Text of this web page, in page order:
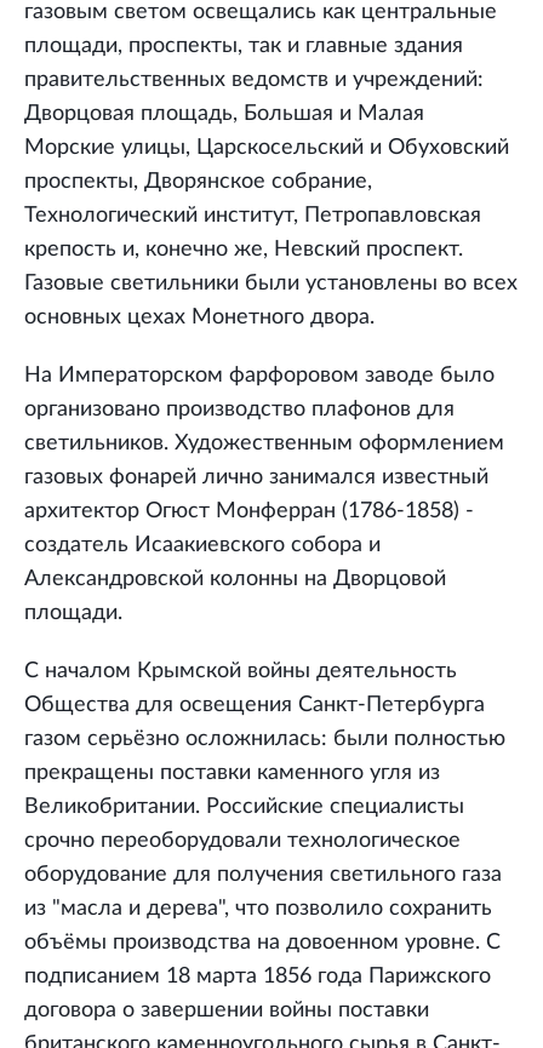
газовым светом освещались как центральные
площади, проспекты, так и главные здания
правительственных ведомств и учреждений:
Дворцовая площадь, Большая и Малая
Морские улицы, Царскосельский и Обуховский
проспекты, Дворянское собрание,
Технологический институт, Петропавловская
крепость и, конечно же, Невский проспект.
Газовые светильники были установлены во всех
основных цехах Монетного двора.
На Императорском фарфоровом заводе было
организовано производство плафонов для
светильников. Художественным оформлением
газовых фонарей лично занимался известный
архитектор Огюст Монферран (1786-1858) -
создатель Исаакиевского собора и
Александровской колонны на Дворцовой
площади.
С началом Крымской войны деятельность
Общества для освещения Санкт-Петербурга
газом серьёзно осложнилась: были полностью
прекращены поставки каменного угля из
Великобритании. Российские специалисты
срочно переоборудовали технологическое
оборудование для получения светильного газа
из "масла и дерева", что позволило сохранить
объёмы производства на довоенном уровне. С
подписанием 18 марта 1856 года Парижского
договора о завершении войны поставки